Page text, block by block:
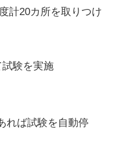
計20カ所を取りつけ
験を実施
れば試験を自動停